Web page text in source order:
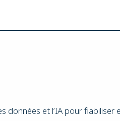
données et l’IA pour